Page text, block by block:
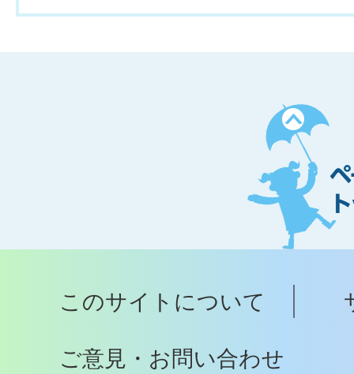
ペ
ー
ジ
ト
ッ
へ
このサイトについて
ご意見・お問い合わせ